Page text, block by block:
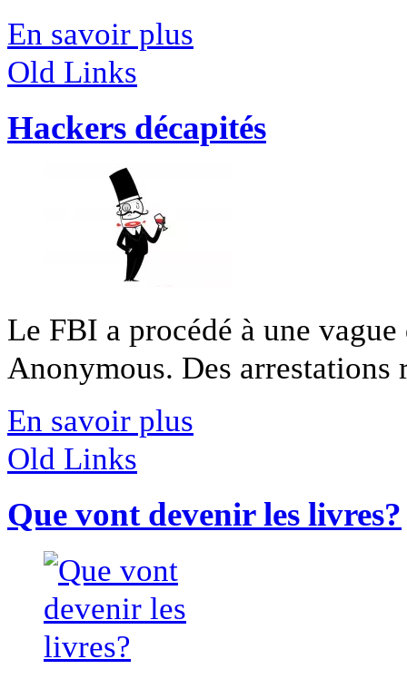
En savoir plus
Old Links
Hackers décapités
Le FBI a procédé à une
Anonymous. Des arrestations
En savoir plus
Old Links
Que vont devenir les livres?